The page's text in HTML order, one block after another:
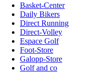
Basket-Center
Daily Bikers
Direct Running
Direct-Volley
Espace Golf
Foot-Store
Galopp-Store
Golf and co